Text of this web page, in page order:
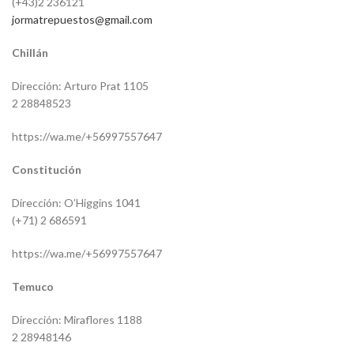
jormatrepuestos@gmail.com
Chillán
Dirección: Arturo Prat 1105
2 28848523
https://wa.me/+56997557647
Constitución
Dirección: O’Higgins 1041
(+71) 2 686591
https://wa.me/+56997557647
Temuco
Dirección: Miraflores 1188
2 28948146